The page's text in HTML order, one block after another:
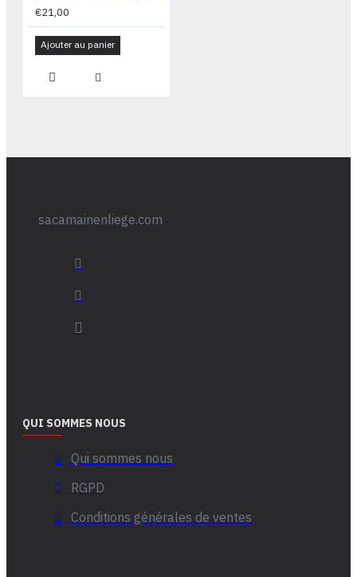
€21,00
Ajouter au panier
sacamainenliege.com
QUI SOMMES NOUS
Qui sommes nous
RGPD
Conditions générales de ventes